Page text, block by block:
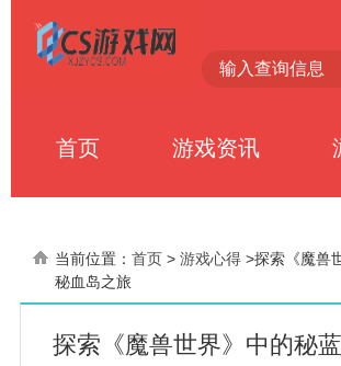
首页 游戏资讯
当前位置： 首页 > 游戏心得 >探索《魔兽
秘血岛之旅
探索《魔兽世界》中的秘